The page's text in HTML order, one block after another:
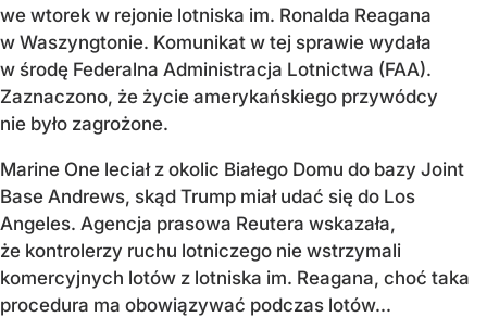
we wtorek w rejonie lotniska im. Ronalda Reagana
w Waszyngtonie. Komunikat w tej sprawie wydała
w środę Federalna Administracja Lotnictwa (FAA).
Zaznaczono, że życie amerykańskiego przywódcy
nie było zagrożone.
Marine One leciał z okolic Białego Domu do bazy Joint
Base Andrews, skąd Trump miał udać się do Los
Angeles. Agencja prasowa Reutera wskazała,
że kontrolerzy ruchu lotniczego nie wstrzymali
komercyjnych lotów z lotniska im. Reagana, choć taka
procedura ma obowiązywać podczas lotów...